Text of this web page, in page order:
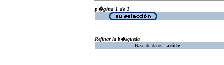
p�gina 1 de 1
Refinar la b�squeda
Base de datos : article